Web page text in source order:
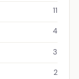
11
4
3
2